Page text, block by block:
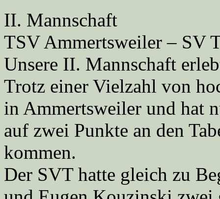
II. Mannschaft
TSV Ammertsweiler – SV
Unsere II. Mannschaft
Trotz einer Vielzahl von
in Ammertsweiler und hat
auf zwei Punkte an den
kommen.
Der SVT hatte gleich zu